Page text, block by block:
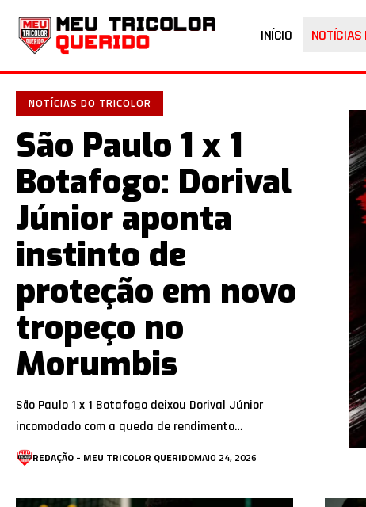
INÍCIO NOTÍCIAS
NOTÍCIAS DO TRICOLOR
São Paulo 1 x 1
Botafogo: Dorival
Júnior aponta
instinto de
proteção em novo
tropeço no
Morumbis
São Paulo 1 x 1 Botafogo deixou Dorival Júnior
incomodado com a queda de rendimento…
REDAÇÃO - MEU TRICOLOR QUERIDOMAIO 24, 2026